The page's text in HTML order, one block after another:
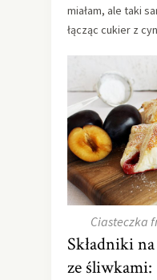
miałam, ale taki
łącząc cukier z
Ciasteczka
Składniki
ze śliwkami: